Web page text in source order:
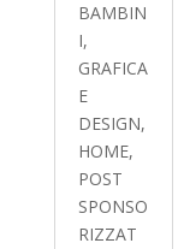
BAMBIN
I,
GRAFICA
E
DESIGN,
HOME,
POST
SPONSO
RIZZAT